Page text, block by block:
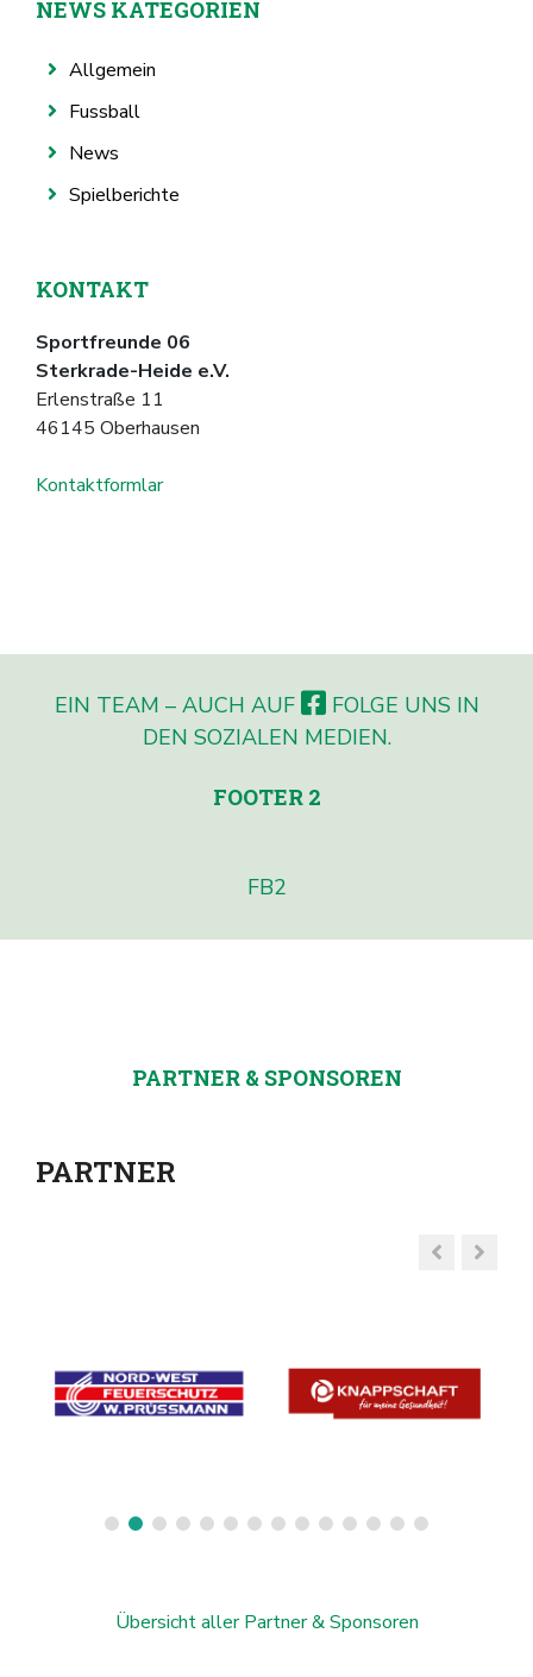
NEWS KATEGORIEN
Allgemein
Fussball
News
Spielberichte
KONTAKT
Sportfreunde 06
Sterkrade-Heide e.V.
Erlenstraße 11
46145 Oberhausen
Kontaktformlar
EIN TEAM – AUCH AUF
FOLGE UNS IN
DEN SOZIALEN MEDIEN.
FOOTER 2
FB2
PARTNER & SPONSOREN
PARTNER
Übersicht aller Partner & Sponsoren